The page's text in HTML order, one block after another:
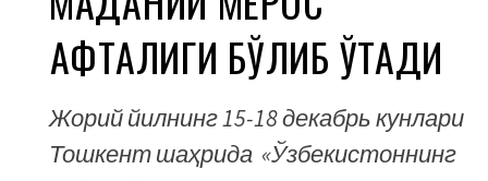
ҲАФТАЛИГИ БЎЛИБ ЎТАДИ
Жорий йилнинг 15-18 декабрь кунлари
Тошкент шаҳрида «Ўзбекистоннинг